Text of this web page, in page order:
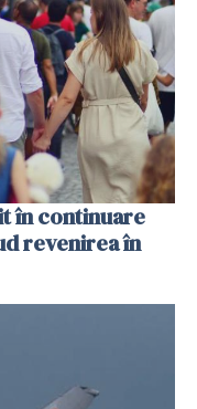
în continuare
revenirea în